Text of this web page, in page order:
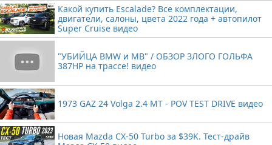
Какой купить Escalade? Все комплектации,
двигатели, салоны, цвета 2022 года + автопилот
Super Cruise видео
"УБИЙЦА BMW и MB" / ОБЗОР ЗЛОГО ГОЛЬФА
387HP на трассе! видео
1973 GAZ 24 Volga 2.4 MT - POV TEST DRIVE видео
Новая Mazda CX-50 Turbo за $39K. Тест-драйв